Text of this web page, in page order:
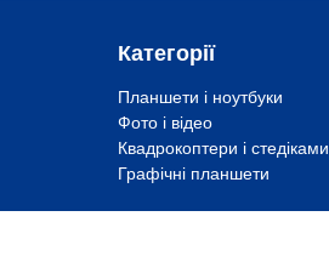
Категорії
Планшети і ноутбуки
Фото і відео
Квадрокоптери і стедіками
Графічні планшети